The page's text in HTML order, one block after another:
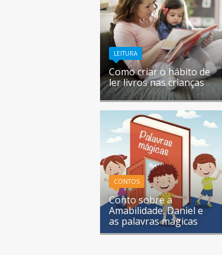
LEITURA
Como criar o hábito de
ler livros nas crianças
CONTOS
Conto sobre a
Amabilidade. Daniel e
as palavras mágicas